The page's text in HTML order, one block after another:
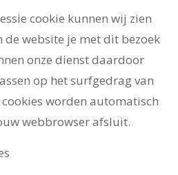
cookie kunnen wij zien
de website je met dit bezoek
onze dienst daardoor
op het surfgedrag van
cookies worden automatisch
webbrowser afsluit.